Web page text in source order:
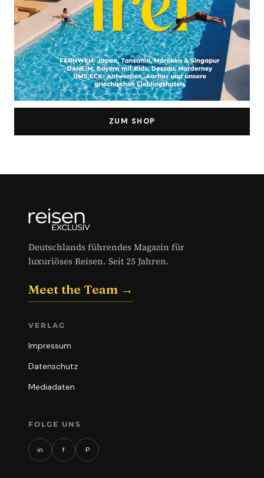
ZUM SHOP
Deutschlands führendes Magazin für
luxuriöses Reisen. Seit 25 Jahren.
Meet the Team →
VERLAG
Impressum
Datenschutz
Mediadaten
FOLGE UNS
in f P